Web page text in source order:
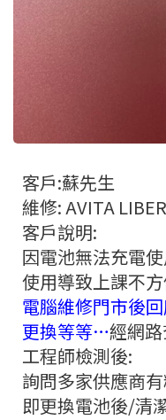
客戶:蘇先生
維修: AVITA
客戶說明:
因電池無法充電
使用導致上課不方
電腦維修門市後
更換等等…經網
工程師檢測後:
詢問多家供應商
即更換電池後/清